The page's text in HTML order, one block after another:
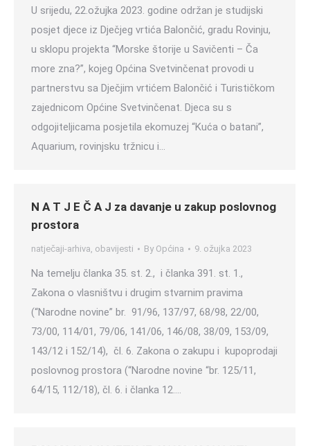
U srijedu, 22.ožujka 2023. godine održan je studijski
posjet djece iz Dječjeg vrtića Balončić, gradu Rovinju,
u sklopu projekta “Morske štorije u Savičenti – Ča
more zna?”, kojeg Općina Svetvinčenat provodi u
partnerstvu sa Dječjim vrtićem Balončić i Turističkom
zajednicom Općine Svetvinčenat. Djeca su s
odgojiteljicama posjetila ekomuzej “Kuća o batani”,
Aquarium, rovinjsku tržnicu i…
N A T J E Č A J za davanje u zakup poslovnog
prostora
natječaji-arhiva, obavijesti By Općina 9. ožujka 2023
Na temelju članka 35. st. 2., i članka 391. st. 1.,
Zakona o vlasništvu i drugim stvarnim pravima
(“Narodne novine” br. 91/96, 137/97, 68/98, 22/00,
73/00, 114/01, 79/06, 141/06, 146/08, 38/09, 153/09,
143/12 i 152/14), čl. 6. Zakona o zakupu i kupoprodaji
poslovnog prostora (“Narodne novine “br. 125/11,
64/15, 112/18), čl. 6. i članka 12.…